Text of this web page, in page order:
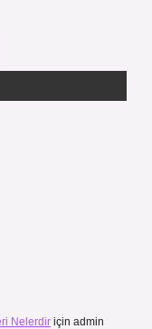
Nelerdir için admin